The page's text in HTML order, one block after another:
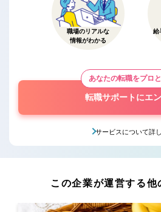
職場のリアルな
情報がわかる
給
あなたの転職をプロ
転職サポートにエ
サービスについて詳
この企業が運営する他